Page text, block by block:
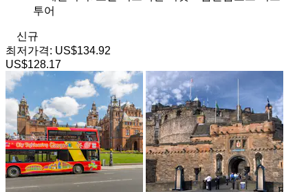
투어
신규
최저가격: US$134.92
US$128.17